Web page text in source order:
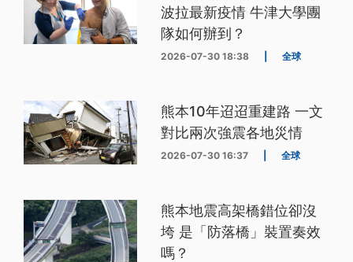
波拉最新疫情 牛津大學團
隊如何辦到？
2026-07-30 18:38 全球
熊本10年迢迢重建路 一文
對比兩次強震各地災情
2026-07-30 16:37 全球
熊本地震高架橋錯位卻沒
垮 是「防落橋」裝置奏效
嗎？